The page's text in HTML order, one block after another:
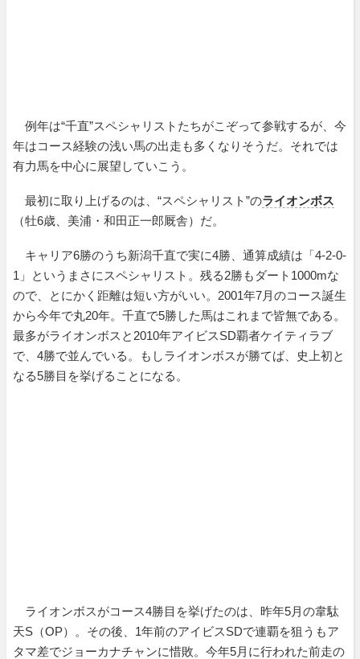
例年は“千直”スペシャリストたちがこぞって参戦するが、今
年はコース経験の浅い馬の出走も多くなりそうだ。それでは
有力馬を中心に展望していこう。
最初に取り上げるのは、“スペシャリスト”のライオンボス
（牡6歳、美浦・和田正一郎厩舎）だ。
キャリア6勝のうち新潟千直で実に4勝、通算成績は「4-2-0-
1」というまさにスペシャリスト。残る2勝もダート1000mな
ので、とにかく距離は短い方がいい。2001年7月のコース誕生
から今年で丸20年。千直で5勝した馬はこれまで皆無である。
最多がライオンボスと2010年アイビスSD覇者ケイティラブ
で、4勝で並んでいる。もしライオンボスが勝てば、史上初と
なる5勝目を挙げることになる。
ライオンボスがコース4勝目を挙げたのは、昨年5月の韋駄
天S（OP）。その後、1年前のアイビスSDで連覇を狙うもア
タマ差でジョーカナチャンに惜敗。今年5月に行われた前走の